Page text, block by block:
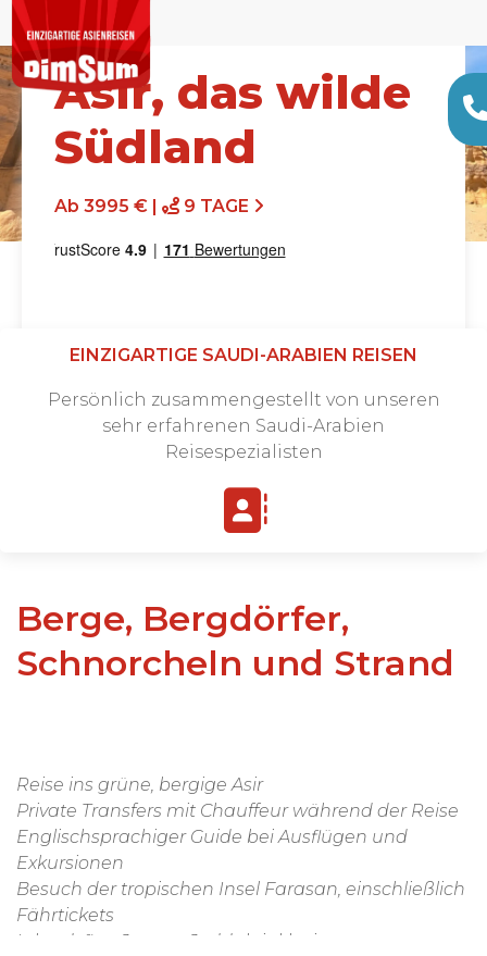
Asir, das wilde
Südland
Ab 3995 € | 9 TAGE
Angebot anfordern
EINZIGARTIGE SAUDI-ARABIEN REISEN
Persönlich zusammengestellt von unseren
sehr erfahrenen Saudi-Arabien
Reisespezialisten
Berge, Bergdörfer,
Schnorcheln und Strand
Reise ins grüne, bergige Asir
Private Transfers mit Chauffeur während der Reise
Englischsprachiger Guide bei Ausflügen und
Exkursionen
Besuch der tropischen Insel Farasan, einschließlich
Fährtickets
Inlandsflug Jazan - Jeddah inklusive